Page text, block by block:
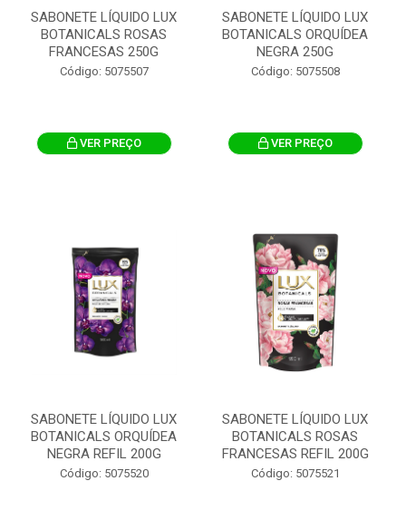
SABONETE LÍQUIDO LUX
BOTANICALS ROSAS
FRANCESAS 250G
Código: 5075507
VER PREÇO
SABONETE LÍQUIDO LUX
BOTANICALS ORQUÍDEA
NEGRA 250G
Código: 5075508
VER PREÇO
SABONETE LÍQUIDO LUX
BOTANICALS ORQUÍDEA
NEGRA REFIL 200G
Código: 5075520
SABONETE LÍQUIDO LUX
BOTANICALS ROSAS
FRANCESAS REFIL 200G
Código: 5075521